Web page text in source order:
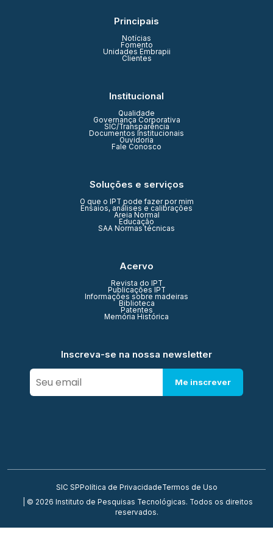
Principais
Notícias
Fomento
Unidades Embrapii
Clientes
Institucional
Qualidade
Governança Corporativa
SIC/Transparência
Documentos Institucionais
Ouvidoria
Fale Conosco
Soluções e serviços
O que o IPT pode fazer por mim
Ensaios, análises e calibrações
Areia Normal
Educação
SAA Normas técnicas
Acervo
Revista do IPT
Publicações IPT
Informações sobre madeiras
Biblioteca
Patentes
Memória Histórica
Inscreva-se na nossa newsletter
Me inscrever
SIC SP Política de PrivacidadeTermos de Uso
| © 2026 Instituto de Pesquisas Tecnológicas. Todos os direitos
reservados.